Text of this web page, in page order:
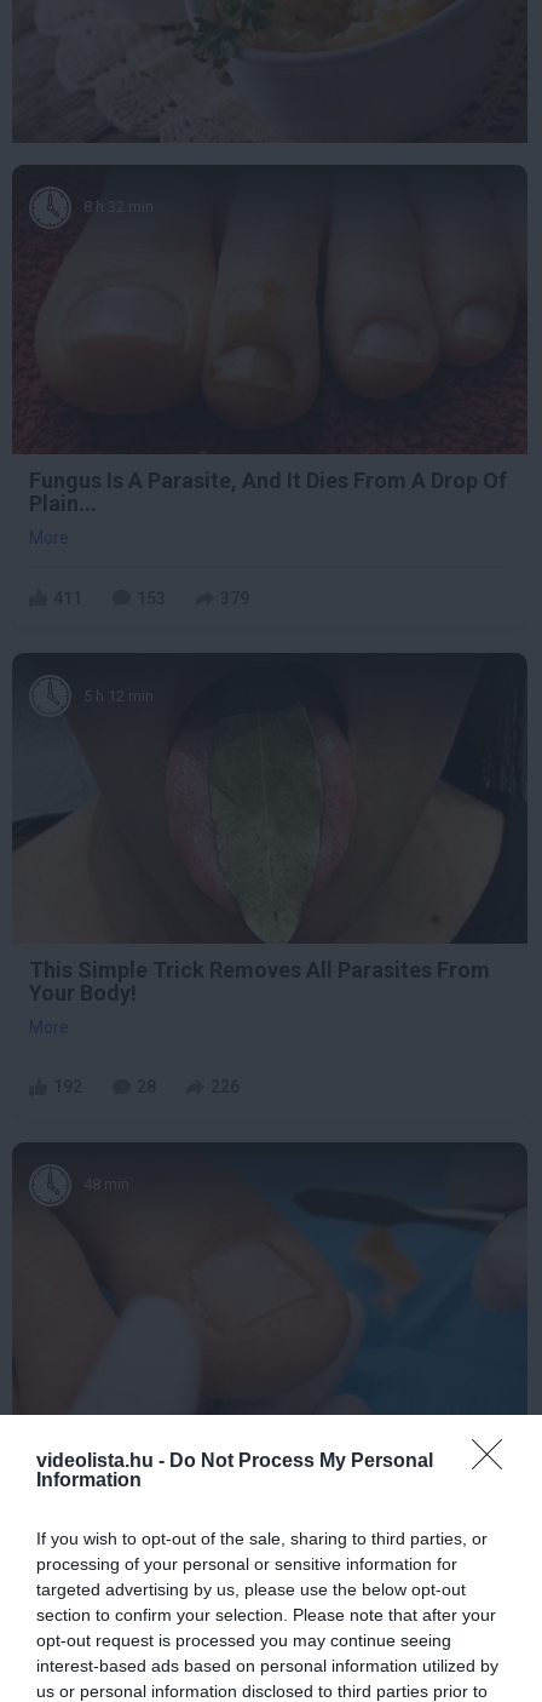
videolista.hu - Do Not Process My Personal
Information
If you wish to opt-out of the sale, sharing to third parties, or
processing of your personal or sensitive information for
targeted advertising by us, please use the below opt-out
section to confirm your selection. Please note that after your
opt-out request is processed you may continue seeing
interest-based ads based on personal information utilized by
us or personal information disclosed to third parties prior to
8 h 32 min
Fungus Is A Parasite, And It Dies From A Drop Of
Plain...
More
5 h 12 min
This Simple Trick Removes All Parasites From
Your Body!
More
48 min
Fungus Dries Up And Falls Off After The First
Use
154 188 275
9 h 14 min